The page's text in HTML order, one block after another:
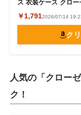
ス 衣装ケース クロ
￥1,7912026/07/14
ク
人気の「クロー
ク！